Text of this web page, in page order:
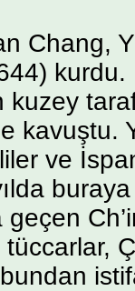
Chang,
kurdu.
kuzey
kavuştu.
ve
geçen
tüccarlar,